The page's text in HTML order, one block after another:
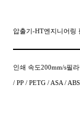
압출기-HT엔지니어링
인쇄 속도200mm/s필
/ PP / PETG / ASA /